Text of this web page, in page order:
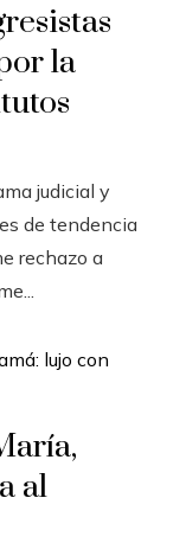
la
judicial y
de tendencia
rechazo a
al